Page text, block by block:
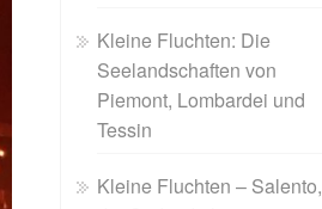
Kleine Fluchten: Die
Seelandschaften von
Piemont, Lombardei und
Tessin
Kleine Fluchten – Salento,